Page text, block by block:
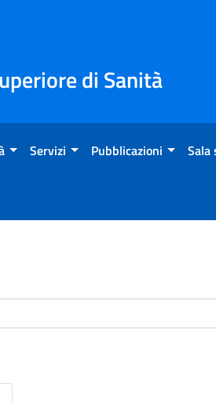
di Sanità
Servizi Pubblicazioni Sala
- Eventi